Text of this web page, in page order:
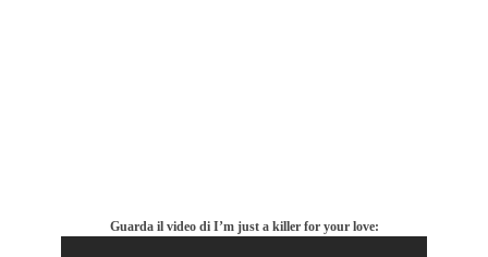
Guarda il video di I’m just a killer for your love: